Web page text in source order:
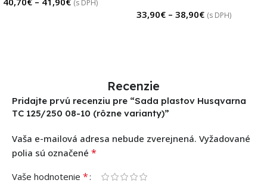
(s DPH)
33,90€ – 38,90€ (s DPH)
Recenzie
Pridajte prvú recenziu pre “Sada plastov Husqvarna
TC 125/250 08-10 (rôzne varianty)”
Vaša e-mailová adresa nebude zverejnená. Vyžadované
polia sú označené *
Vaše hodnotenie *